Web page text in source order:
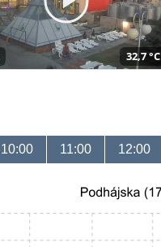
32,7 °C
10:00 11:00 12:00